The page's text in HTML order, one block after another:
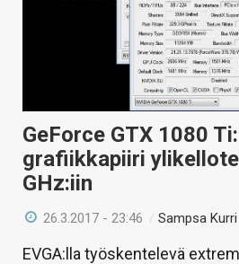
GeForce GTX 1080
grafiikkapiiri
GHz:iin
26.3.2017 - 23:46 /Sampsa Kurri
EVGA:lla työskentelevä